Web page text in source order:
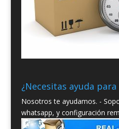
¿Necesitas ayuda
Nosotros te ayudamos. -
whatsapp, y configuración